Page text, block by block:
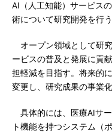
AI（人工知能）サービス
術について研究開発を行う
オープン領域として研
ービスの普及と発展に貢
担軽減を目指す。将来的
変更し、研究成果の事業
具体的には、医療AIサ
ト機能を持つシステム（